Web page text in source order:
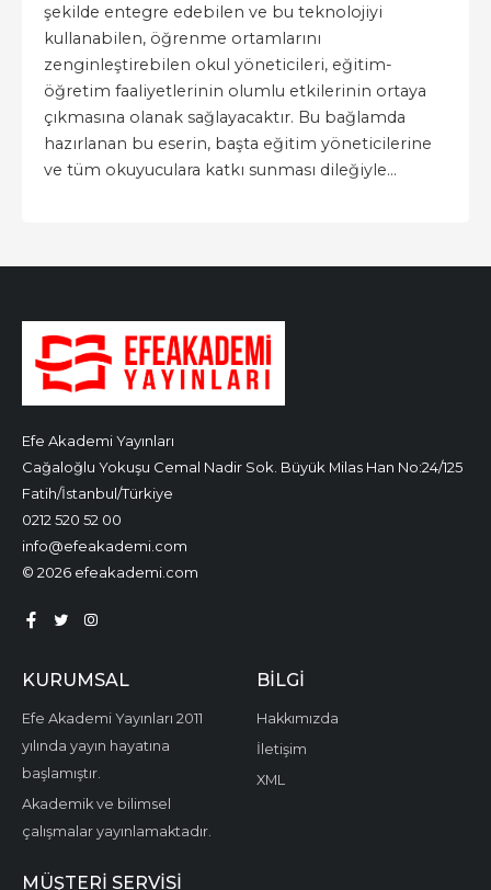
şekilde entegre edebilen ve bu teknolojiyi
kullanabilen, öğrenme ortamlarını
zenginleştirebilen okul yöneticileri, eğitim-
öğretim faaliyetlerinin olumlu etkilerinin ortaya
çıkmasına olanak sağlayacaktır. Bu bağlamda
hazırlanan bu eserin, başta eğitim yöneticilerine
ve tüm okuyuculara katkı sunması dileğiyle…
Efe Akademi Yayınları
Cağaloğlu Yokuşu Cemal Nadir Sok. Büyük Milas Han No:24/125
Fatih/İstanbul/Türkiye
0212 520 52 00
info@efeakademi.com
© 2026 efeakademi.com
KURUMSAL
Efe Akademi Yayınları 2011
yılında yayın hayatına
başlamıştır.
Akademik ve bilimsel
çalışmalar yayınlamaktadır.
BILGI
Hakkımızda
İletişim
XML
MÜŞTERI SERVISI